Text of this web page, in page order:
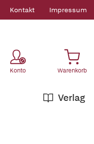
Kontakt Impressum
Konto Warenkorb
Verlag